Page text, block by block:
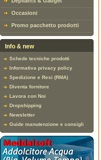
Occasioni
Promo pacchetto prodotti
Info & new
Schede tecniche prodotti
Informativa privacy policy
Spedizione e Resi (RMA)
Diventa fornitore
Lavora con Noi
Dropshipping
Newsletter
Guide manutenzione e consigli